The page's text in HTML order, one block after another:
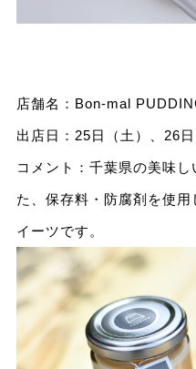
店舗名：Bon-mal
出店日：25日（土）、26日
コメント：千葉県の美味
た、保存料・防腐剤を使
イーツです。